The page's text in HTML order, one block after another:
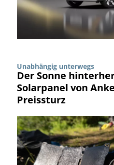
Unabhängig unterwegs
Der Sonne
Solarpanel von
Preissturz